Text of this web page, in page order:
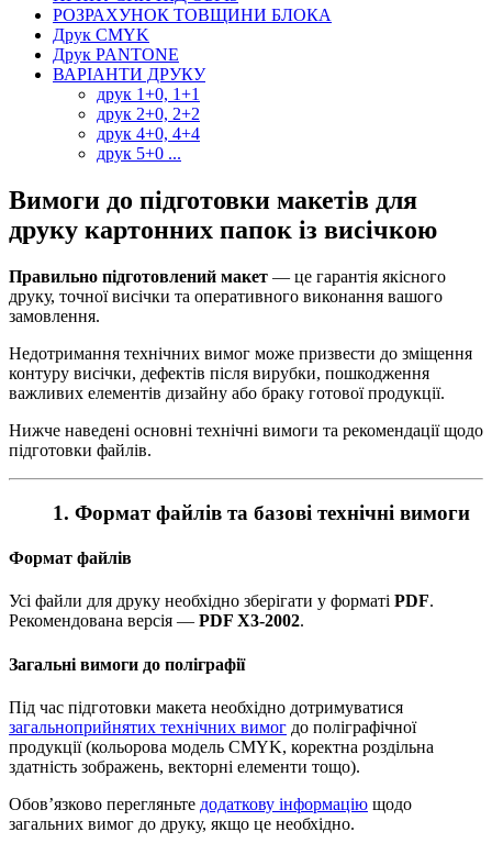
РОЗРАХУНОК ТОВЩИНИ БЛОКА
Друк CMYK
Друк PANTONE
ВАРІАНТИ ДРУКУ
друк 1+0, 1+1
друк 2+0, 2+2
друк 4+0, 4+4
друк 5+0 ...
Вимоги до підготовки макетів для
друку картонних папок із висічкою
Правильно підготовлений макет — це гарантія якісного
друку, точної висічки та оперативного виконання вашого
замовлення.
Недотримання технічних вимог може призвести до зміщення
контуру висічки, дефектів після вирубки, пошкодження
важливих елементів дизайну або браку готової продукції.
Нижче наведені основні технічні вимоги та рекомендації щодо
підготовки файлів.
1. Формат файлів та базові технічні вимоги
Формат файлів
Усі файли для друку необхідно зберігати у форматі PDF.
Рекомендована версія — PDF X3-2002.
Загальні вимоги до поліграфії
Під час підготовки макета необхідно дотримуватися
загальноприйнятих технічних вимог до поліграфічної
продукції (кольорова модель CMYK, коректна роздільна
здатність зображень, векторні елементи тощо).
Обов’язково перегляньте додаткову інформацію щодо
загальних вимог до друку, якщо це необхідно.